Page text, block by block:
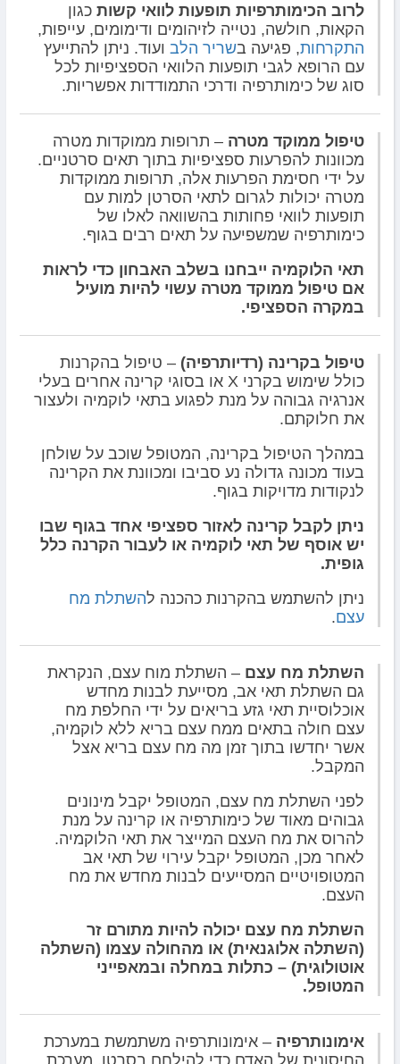
לרוב הכימותרפיות תופעות לוואי קשות כגון
הקאות, חולשה, נטייה לזיהומים ודימומים, עייפות,
התקרחות, פגיעה בשריר הלב ועוד. ניתן להתייעץ
עם הרופא לגבי תופעות הלוואי הספציפיות לכל
סוג של כימותרפיה ודרכי התמודדות אפשריות.
טיפול ממוקד מטרה – תרופות ממוקדות מטרה
מכוונות להפרעות ספציפיות בתוך תאים סרטניים.
על ידי חסימת הפרעות אלה, תרופות ממוקדות
מטרה יכולות לגרום לתאי הסרטן למות עם
תופעות לוואי פחותות בהשוואה לאלו של
כימותרפיה שמשפיעה על תאים רבים בגוף.
תאי הלוקמיה ייבחנו בשלב האבחון כדי לראות
אם טיפול ממוקד מטרה עשוי להיות מועיל
במקרה הספציפי.
טיפול בקרינה (רדיותרפיה) – טיפול בהקרנות
כולל שימוש בקרני X או בסוגי קרינה אחרים בעלי
אנרגיה גבוהה על מנת לפגוע בתאי לוקמיה ולעצור
את חלוקתם.
במהלך הטיפול בקרינה, המטופל שוכב על שולחן
בעוד מכונה גדולה נע סביבו ומכוונת את הקרינה
לנקודות מדויקות בגוף.
ניתן לקבל קרינה לאזור ספציפי אחד בגוף שבו
יש אוסף של תאי לוקמיה או לעבור הקרנה כלל
גופית.
ניתן להשתמש בהקרנות כהכנה להשתלת מח
עצם.
השתלת מח עצם – השתלת מוח עצם, הנקראת
גם השתלת תאי אב, מסייעת לבנות מחדש
אוכלוסיית תאי גזע בריאים על ידי החלפת מח
עצם חולה בתאים ממח עצם בריא ללא לוקמיה,
אשר יחדשו בתוך זמן מה מח עצם בריא אצל
המקבל.
לפני השתלת מח עצם, המטופל יקבל מינונים
גבוהים מאוד של כימותרפיה או קרינה על מנת
להרוס את מח העצם המייצר את תאי הלוקמיה.
לאחר מכן, המטופל יקבל עירוי של תאי אב
המטופויטיים המסייעים לבנות מחדש את מח
העצם.
השתלת מח עצם יכולה להיות מתורם זר
(השתלה אלוגנאית) או מהחולה עצמו (השתלה
אוטולוגית) – כתלות במחלה ובמאפייני
המטופל.
אימונותרפיה – אימונותרפיה משתמשת במערכת
החיסונית של האדם כדי להילחם בסרטן. מערכת